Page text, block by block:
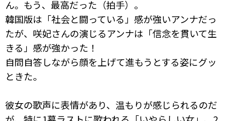
ん。もう、最高だった（拍手）。
韓国版は「社会と闘っている」感が強いアンナだっ
たが、咲妃さんの演じるアンナは「信念を貫いて生
きる」感が強かった！
自問自答しながら顔を上げて進もうとする姿にグッ
ときた。
彼女の歌声に表情があり、温もりが感じられるのだ